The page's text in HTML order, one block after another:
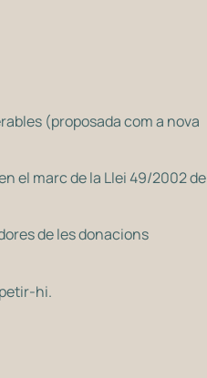
(proposada com a nova
el marc de la Llei 49/2002 de
de les donacions
hi.